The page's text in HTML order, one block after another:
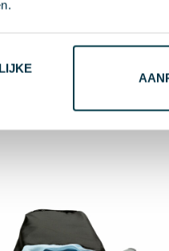
Blanco 4 dBedrukt